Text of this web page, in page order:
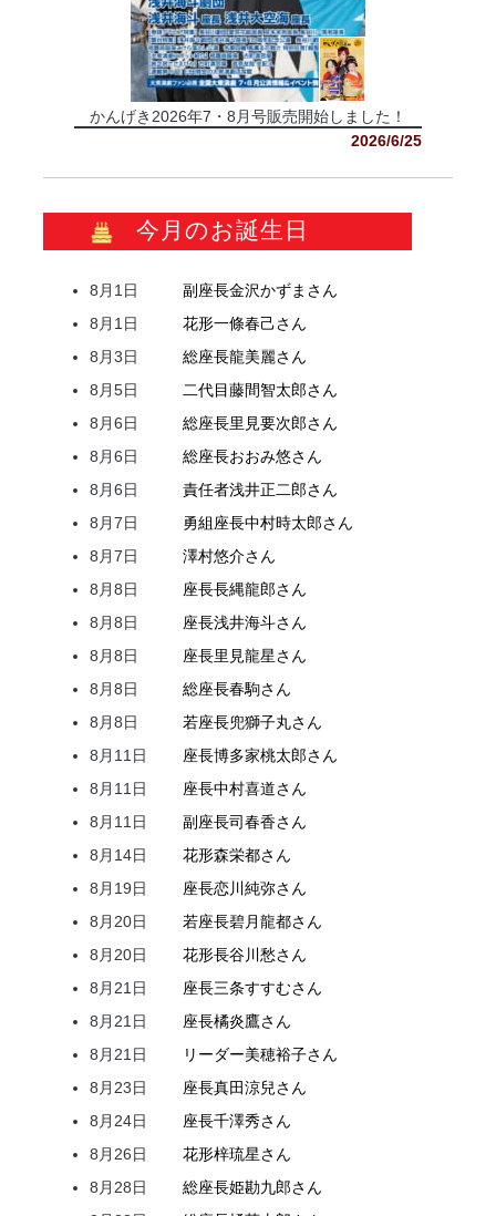
かんげき2026年7・8月号販売開始しました！
2026/6/25
今月のお誕生日
8月1日 副座長金沢かずま さん
8月1日
花形一條春己さん
8月3日
総座長龍美麗さん
8月5日
二代目藤間智太郎さん
8月6日
総座長里見要次郎さん
8月6日
総座長おおみ悠さん
8月6日
責任者浅井正二郎さん
8月7日
勇組座長中村時太郎さん
8月7日
澤村悠介さん
8月8日
座長長縄龍郎さん
8月8日
座長浅井海斗さん
8月8日
座長里見龍星さん
8月8日
総座長春駒さん
8月8日
若座長兜獅子丸さん
8月11日
座長博多家桃太郎さん
8月11日
座長中村喜道さん
8月11日
副座長司春香さん
8月14日
花形森栄都さん
8月19日
座長恋川純弥さん
8月20日
若座長碧月龍都さん
8月20日
花形長谷川愁さん
8月21日
座長三条すすむさん
8月21日
座長橘炎鷹さん
8月21日
リーダー美穂裕子さん
8月23日
座長真田涼兒さん
8月24日
座長千澤秀さん
8月26日
花形梓琉星さん
8月28日
総座長姫勘九郎さん